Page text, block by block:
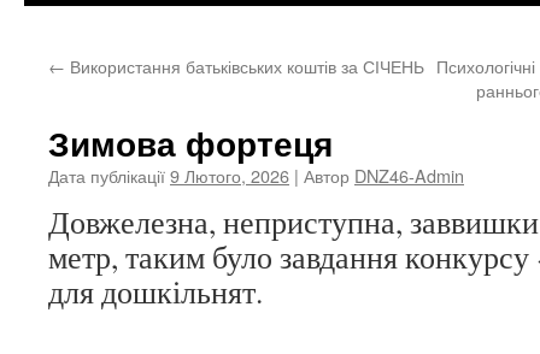
← Використання батьківських коштів за СІЧЕНЬ
Зимова фортеця
Дата публікації9 Лютого, 2026 | Автор DNZ46-Admin
Довжелезна, неприступна,
метр, таким було завдання
для дошкільнят.